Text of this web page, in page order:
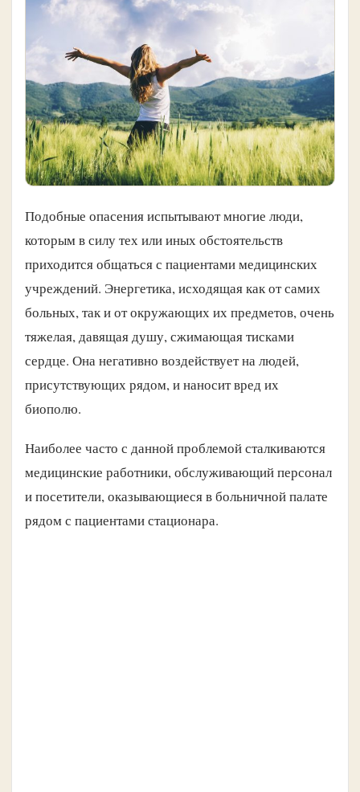
Подобные опасения испытывают многие люди,
которым в силу тех или иных обстоятельств
приходится общаться с пациентами медицинских
учреждений. Энергетика, исходящая как от самих
больных, так и от окружающих их предметов, очень
тяжелая, давящая душу, сжимающая тисками
сердце. Она негативно воздействует на людей,
присутствующих рядом, и наносит вред их
биополю.
Наиболее часто с данной проблемой сталкиваются
медицинские работники, обслуживающий персонал
и посетители, оказывающиеся в больничной палате
рядом с пациентами стационара.